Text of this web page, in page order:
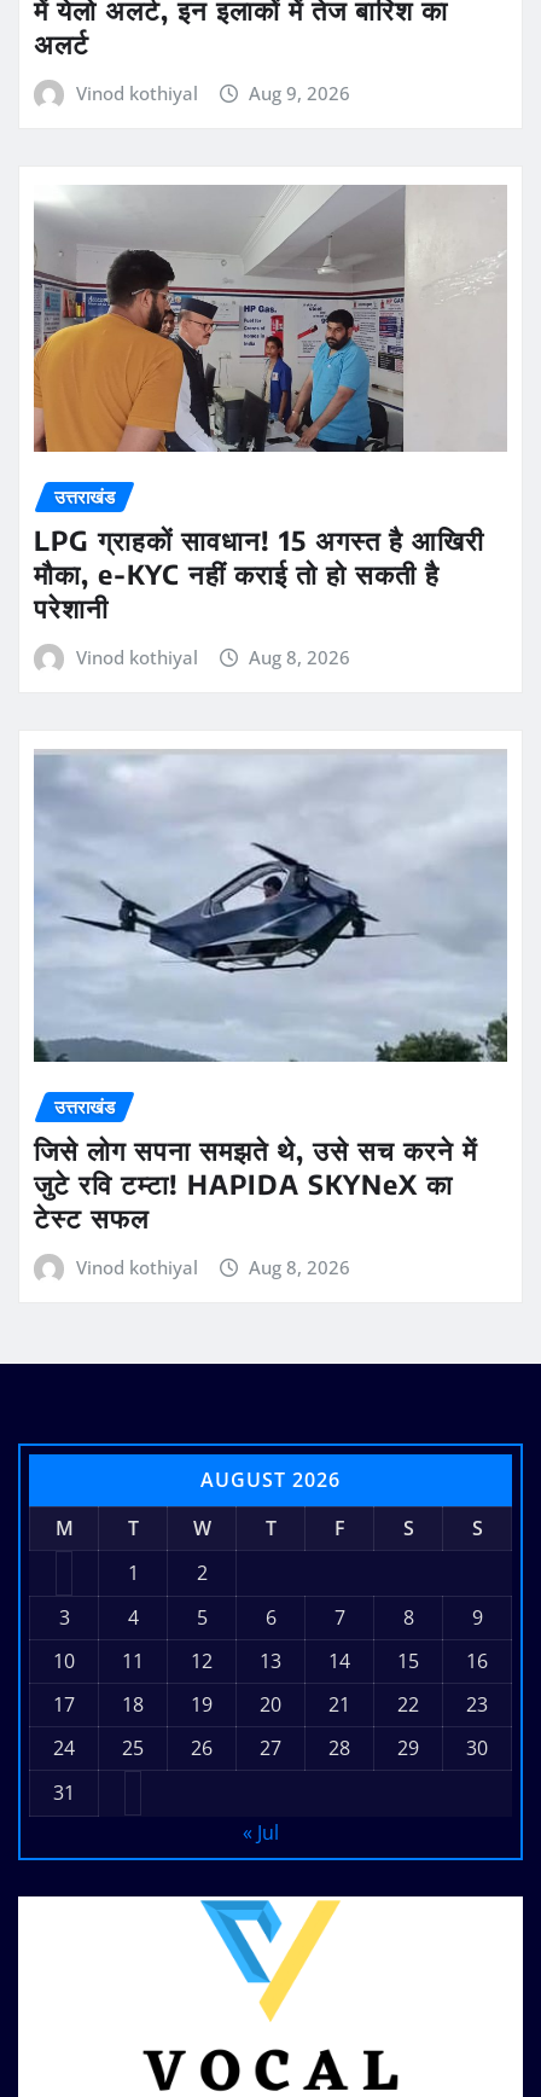
में येलो अलर्ट, इन इलाकों में तेज बारिश का
अलर्ट
Vinod kothiyal Aug 9, 2026
उत्तराखंड
LPG ग्राहकों सावधान! 15 अगस्त है आखिरी
मौका, e-KYC नहीं कराई तो हो सकती है
परेशानी
Vinod kothiyal Aug 8, 2026
उत्तराखंड
जिसे लोग सपना समझते थे, उसे सच करने में
जुटे रवि टम्टा! HAPIDA SKYNeX का
टेस्ट सफल
Vinod kothiyal Aug 8, 2026
AUGUST 2026
M
T W T F S
S
1
2
3
4 5 6 7 8
9
10
11 12 13 14 15
16
17
18 19 20 21 22
23
24
25 26 27 28 29
30
31
« Jul